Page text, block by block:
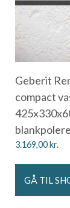
Geberit
compact
3.169,00kr.
GÅ TIL